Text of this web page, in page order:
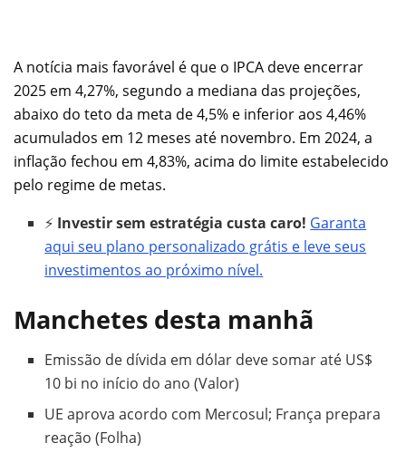
A notícia mais favorável é que o IPCA deve encerrar
2025 em 4,27%, segundo a mediana das projeções,
abaixo do teto da meta de 4,5% e inferior aos 4,46%
acumulados em 12 meses até novembro. Em 2024, a
inflação fechou em 4,83%, acima do limite estabelecido
pelo regime de metas.
⚡ Investir sem estratégia custa caro! Garanta
aqui seu plano personalizado grátis e leve seus
investimentos ao próximo nível.
Manchetes desta manhã
Emissão de dívida em dólar deve somar até US$
10 bi no início do ano (Valor)
UE aprova acordo com Mercosul; França prepara
reação (Folha)